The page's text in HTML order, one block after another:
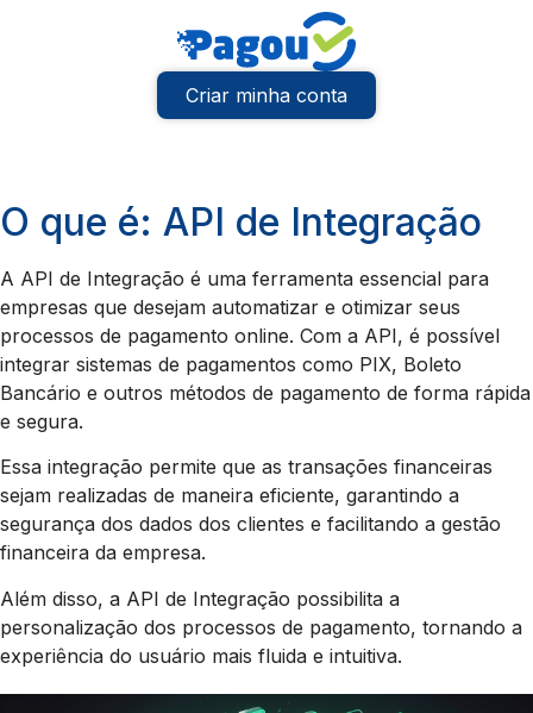
Criar minha conta
O que é: API de Integração
A API de Integração é uma ferramenta essencial para
empresas que desejam automatizar e otimizar seus
processos de pagamento online. Com a API, é possível
integrar sistemas de pagamentos como PIX, Boleto
Bancário e outros métodos de pagamento de forma rápida
e segura.
Essa integração permite que as transações financeiras
sejam realizadas de maneira eficiente, garantindo a
segurança dos dados dos clientes e facilitando a gestão
financeira da empresa.
Além disso, a API de Integração possibilita a
personalização dos processos de pagamento, tornando a
experiência do usuário mais fluida e intuitiva.